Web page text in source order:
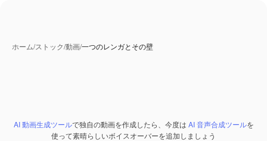
ホーム/ストック/動画/一つのレンガとその壁
Premium
AI 動画生成ツールで独自の動画を作成したら、今度は AI 音声合成ツールを
使って素晴らしいボイスオーバーを追加しましょう